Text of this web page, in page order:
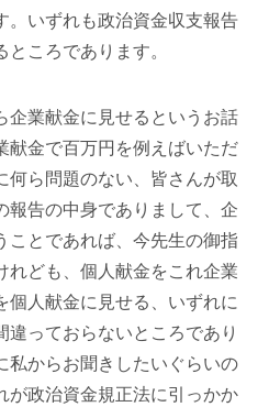
。いずれも政治資金収支報告
ころであります。
業献金に見せるというお話
献金で百万円を例えばいただ
何ら問題のない、皆さんが取
報告の中身でありまして、企
ことであれば、今先生の御指
れども、個人献金をこれ企業
個人献金に見せる、いずれに
違っておらないところであり
私からお聞きしたいぐらいの
が政治資金規正法に引っかか